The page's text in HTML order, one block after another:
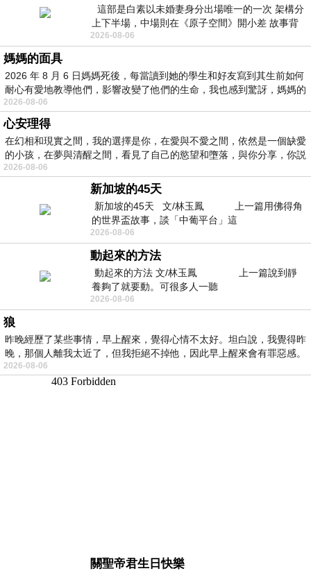
這部是白素以未婚妻身分出場唯一的一次 架構分
上下半場，中場則在《原子空間》開小差 故事背
景影射西藏境外流亡 地下組織
2026-08-06
媽媽的面具
2026 年 8 月 6 日媽媽死後，每當讀到她的學生和好友寫到其生前如何
耐心有愛地教導他們，影響改變了他們的生命，我也感到驚訝，媽媽的
2026-08-06
心安理得
在幻相和現實之間，我的選擇是你，在愛與不愛之間，依然是一個缺愛
的小孩，在夢與清醒之間，看見了自己的慾望和墮落，與你分享，你説
2026-08-06
新加坡的45天
新加坡的45天 文/林玉鳳 上一篇用佛得角
的世界盃故事，談「中葡平台」這
2026-08-06
動起來的方法
動起來的方法 文/林玉鳳 上一篇說到靜
養夠了就要動。可很多人一聽
2026-08-06
狼
昨晚經歷了某些事情，早上醒來，覺得心情不太好。坦白說，我覺得昨
晚，那個人離我太近了，但我拒絕不掉他，因此早上醒來會有罪惡感。
2026-08-06
關聖帝君生日快樂